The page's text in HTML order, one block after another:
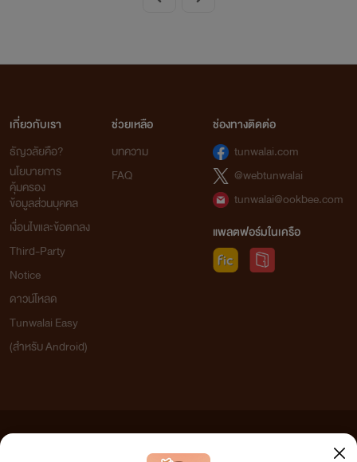
เกี่ยวกับเรา
ธัญวลัยคือ?
นโยบายการ
คุ้มครอง
ข้อมูลส่วนบุคคล
เงื่อนไขและข้อตกลง
Third-Party
Notice
ดาวน์โหลด
Tunwalai Easy
(สำหรับ Android)
ช่วยเหลือ
บทความ
FAQ
ช่องทางติดต่อ
tunwalai.com
@webtunwalai
tunwalai@ookbee.com
แพลตฟอร์มในเครือ